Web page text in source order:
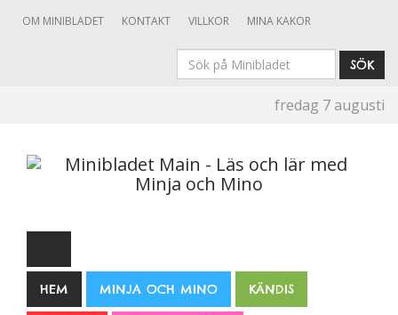
OM MINIBLADET KONTAKT VILLKOR MINA KAKOR
Sök
SÖK
fredag 7 augusti
HEM MINJA OCH MINO KÄNDIS